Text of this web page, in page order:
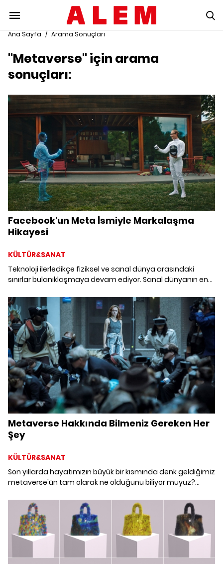
Ana Sayfa / Arama Sonuçları
"Metaverse" için arama
sonuçları:
Facebook'un Meta İsmiyle Markalaşma
Hikayesi
KÜLTÜR&SANAT
Teknoloji ilerledikçe fiziksel ve sanal dünya arasındaki
sınırlar bulanıklaşmaya devam ediyor. Sanal dünyanın en
en önemli temsilcilerinden Facebook, Meta ismiyle yeniden
markalaşıyor. Peki, moda ve sanat gibi büyük endüstriler,
sanal dünyadaki genişlemeye nasıl adapte oluyor?
Metaverse Hakkında Bilmeniz Gereken Her
Şey
KÜLTÜR&SANAT
Son yıllarda hayatımızın büyük bir kısmında denk geldiğimiz
metaverse'ün tam olarak ne olduğunu biliyor muyuz?
altına aldı, geleceğe dair ne anlatıyor; metaverse hakkında
bilmeniz gereken her şeyi derinlemesine inceliyoruz.